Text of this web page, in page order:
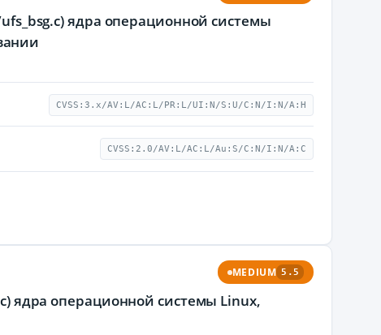
ядра операционной системы
CVSS:3.x/AV:L/AC:L/PR:L/UI:N/S:U/C:N/I:N/A:H
CVSS:2.0/AV:L/AC:L/Au:S/C:N/I:N/A:C
MEDIUM 5.5
ядра операционной системы Linux,